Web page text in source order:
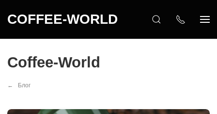
COFFEE-WORLD
Coffee-World
Блог